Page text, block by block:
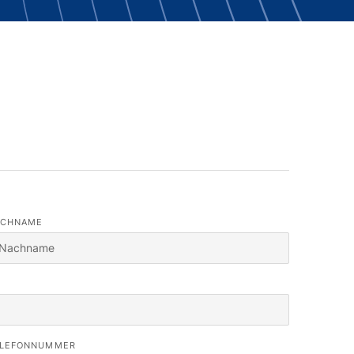
Personalverantwortlichen werden Sie kontaktieren